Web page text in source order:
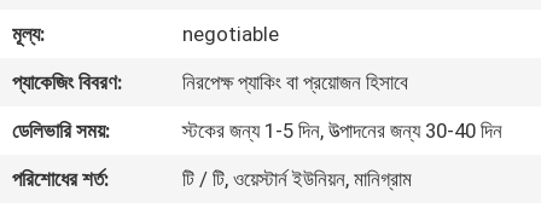
পরিদর্শন
মান
নিয়ন্ত্রণ
মূল্য:
negotiable
প্যাকেজিং বিবরণ:
নিরপেক্ষ প্যাকিং বা প্রয়োজন হিসাবে
ডেলিভারি সময়:
স্টকের জন্য 1-5 দিন, উত্পাদনের জন্য 30-40 দিন
পরিশোধের শর্ত:
টি / টি, ওয়েস্টার্ন ইউনিয়ন, মানিগ্রাম